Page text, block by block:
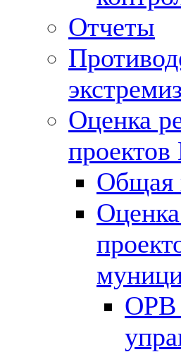
Отчеты
Оценка
Общая
ОРВ